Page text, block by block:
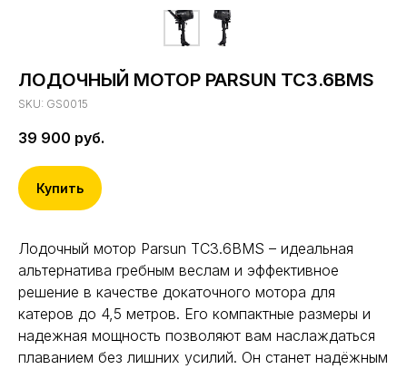
ЛОДОЧНЫЙ МОТОР PARSUN TC3.6BMS
SKU: GS0015
39 900 руб.
Купить
Лодочный мотор Parsun TC3.6BMS – идеальная
альтернатива гребным веслам и эффективное
решение в качестве докаточного мотора для
катеров до 4,5 метров. Его компактные размеры и
надежная мощность позволяют вам наслаждаться
плаванием без лишних усилий. Он станет надёжным